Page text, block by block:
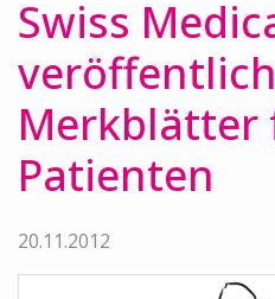
Swiss
Merkblätter
Patienten
20.11.2012